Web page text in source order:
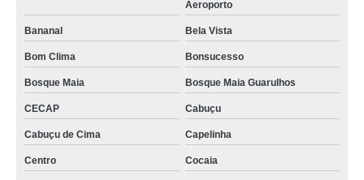
Aeroporto
Bananal Bela Vista
Bom Clima Bonsucesso
Bosque Maia Bosque Maia Guarulhos
CECAP Cabuçu
Cabuçu de Cima Capelinha
Centro Cocaia